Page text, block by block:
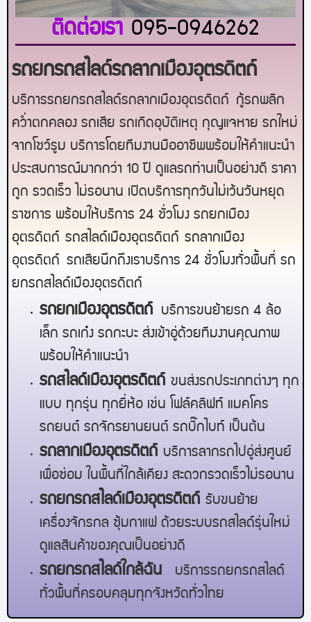
ติดต่อเรา 095-0946262
รถยกรถสไลด์รถลากเมืองอุตรดิตถ์
บริการรถยกรถสไลด์รถลากเมืองอุตรดิตถ์ กู้รถพลิก
คว่ำตกคลอง รถเสีย รถเกิดอุบัติเหตุ กุญแจหาย รถใหม่
จากโชว์รูม บริการโดยทีมงานมืออาชีพพร้อมให้คำแนะนำ
ประสบการณ์มากกว่า 10 ปี ดูแลรถท่านเป็นอย่างดี ราคา
ถูก รวดเร็ว ไม่รอนาน เปิดบริการทุกวันไม่เว้นวันหยุด
ราชการ พร้อมให้บริการ 24 ชั่วโมง รถยกเมือง
อุตรดิตถ์ รถสไลด์เมืองอุตรดิตถ์ รถลากเมือง
อุตรดิตถ์
รถเสียนึกถึงเราบริการ 24 ชั่วโมงทั่วพื้นที่ รถ
ยกรถสไลด์เมืองอุตรดิตถ์
รถยกเมืองอุตรดิตถ์
บริการขนย้ายรถ 4 ล้อ
เล็ก รถเก๋ง รถกะบะ ส่งเข้าอู่ด้วยทีมงานคุณภาพ
พร้อมให้คำแนะนำ
รถสไลด์ เมืองอุตรดิตถ์ ขนส่งรถประเภทต่างๆ ทุก
แบบ ทุกรุ่น ทุกยี่ห้อ เช่น โฟล์คลิฟท์ แมคโคร
รถยนต์ รถจักรยานยนต์ รถบิ๊กไบท์ เป็นต้น
รถลาก เมืองอุตรดิตถ์ บริการลากรถไปอู่ส่งศูนย์
เพื่อซ่อม ในพื้นที่ใกล้เคียง สะดวกรวดเร็วไม่รอนาน
รถยกรถสไลด์ เมืองอุตรดิตถ์ รับขนย้าย
เครื่องจักรกล ซุ้มกาแฟ ด้วยระบบรถสไลด์รุ่นใหม่
ดูแลสินค้าของคุณเป็นอย่างดี
รถยกรถสไลด์ใกล้ฉัน
บริการรถยกรถสไลด์
ทั่วพื้นที่ครอบคลุมทุกจังหวัดทั่วไทย